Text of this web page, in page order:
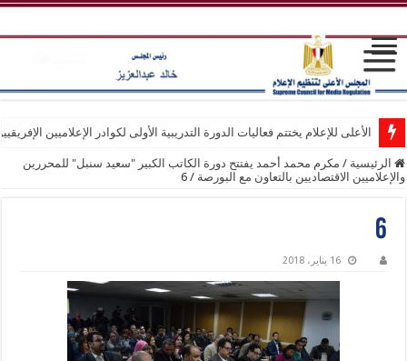
الأعلى للإعلام يختتم فعاليات الدورة التدريبية الأولى لكوادر الإعلاميين
الرئيسية / مكرم محمد أحمد يفتتح دورة الكاتب الكبير "سعيد سنبل" للمحررين
والإعلاميين الاقتصاديين بالتعاون مع البورصة /
6
6
16 يناير، 2018